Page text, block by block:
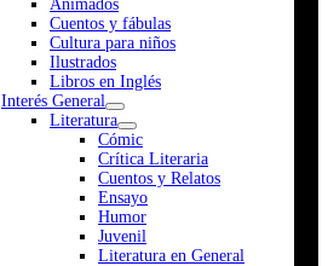
Animados
Cuentos y fábulas
Cultura para niños
Ilustrados
Libros en Inglés
Interés General
Literatura
Cómic
Crítica Literaria
Cuentos y Relatos
Ensayo
Humor
Juvenil
Literatura en General